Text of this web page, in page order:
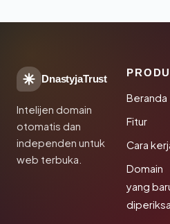
DnastyjaTrust
Intelijen domain
otomatis dan
independen untuk
web terbuka.
Beranda
Fitur
Cara
Domain
yang
diperiksa